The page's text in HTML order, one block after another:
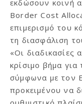
εκδώσουν κοινή
Border Cost
επιμερισμό του
τη διασφάλιση
«Οι
κρίσιμο βήμα
σύμφωνα με τον
προκειμένου να